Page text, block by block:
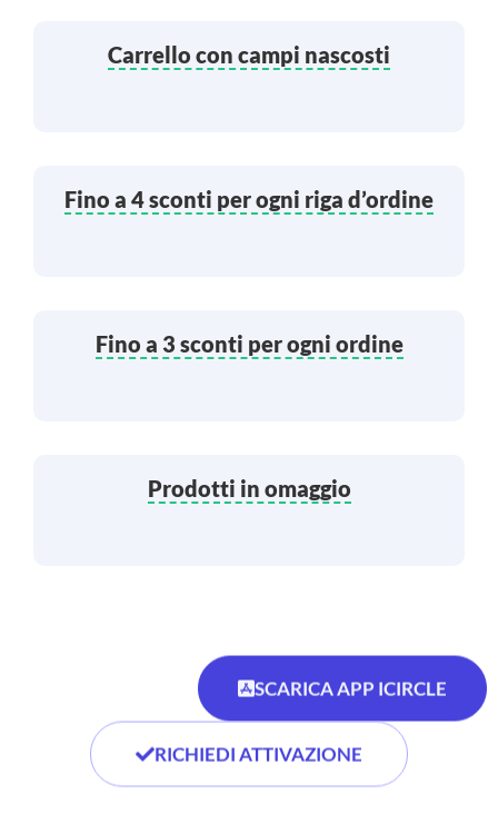
Carrello con campi nascosti
Fino a 4 sconti per ogni riga d’ordine
Fino a 3 sconti per ogni ordine
Prodotti in omaggio
SCARICA APP ICIRCLE
RICHIEDI ATTIVAZIONE